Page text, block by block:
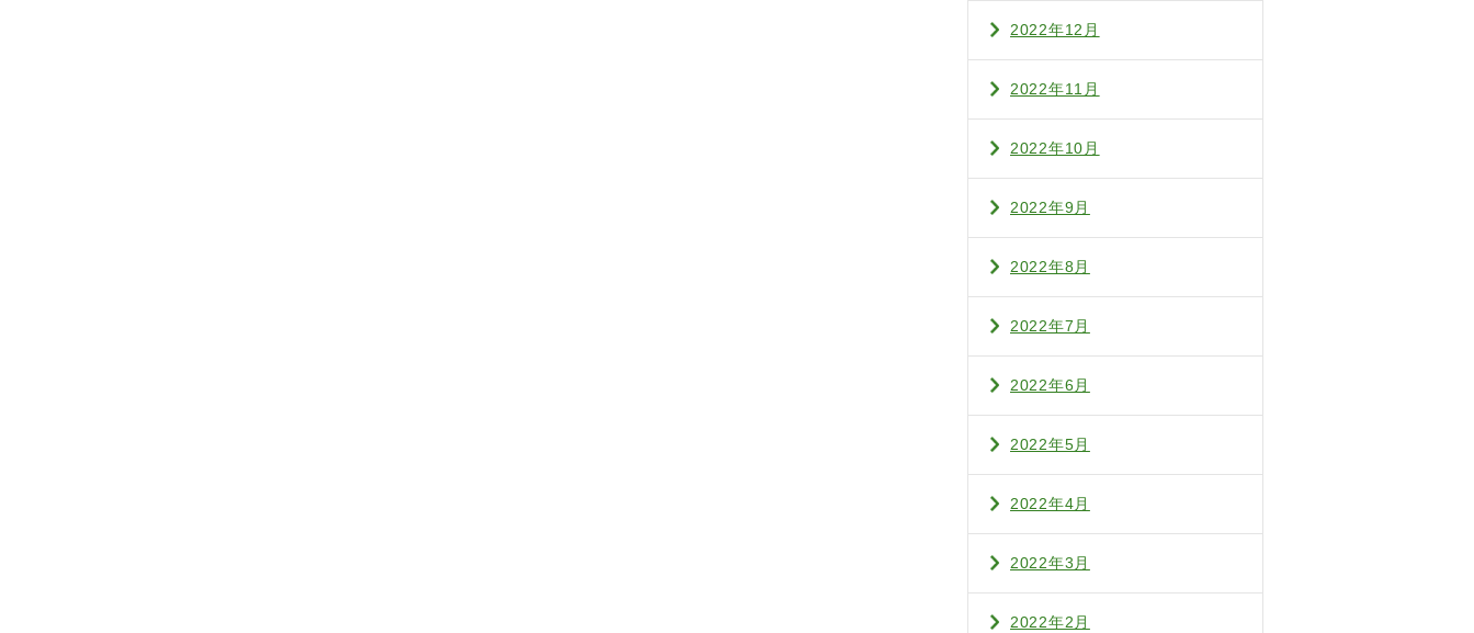
2022年12月
2022年11月
2022年10月
2022年9月
2022年8月
2022年7月
2022年6月
2022年5月
2022年4月
2022年3月
2022年2月